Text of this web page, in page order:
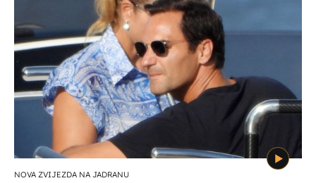
NOVA ZVIJEZDA NA JADRANU